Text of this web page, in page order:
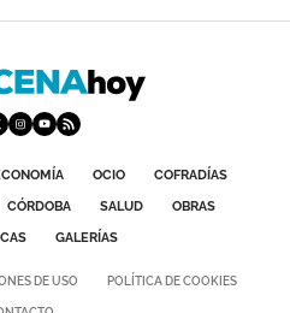
OCIO
COFRADÍAS
CÓRDOBA SALUD
OBRAS
GALERÍAS
DE USO POLÍTICA DE COOKIES